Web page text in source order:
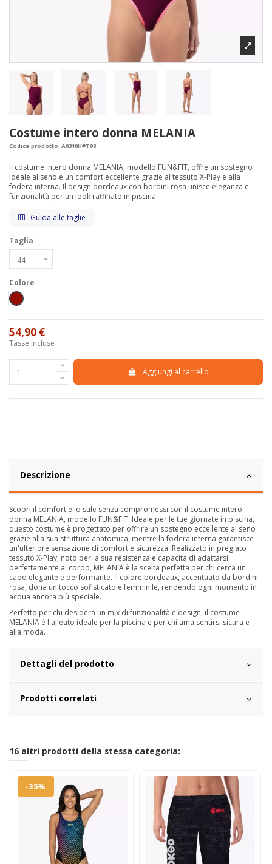
Costume intero donna MELANIA
Codice prodotto: A0310H#T08
Il costume intero donna MELANIA, modello FUN&FIT, offre un sostegno
ideale al seno e un comfort eccellente grazie al tessuto X-Play e alla
fodera interna. Il design bordeaux con bordini rosa unisce eleganza e
funzionalità per un look raffinato in piscina.
Guida alle taglie
Taglia
Colore
Bordeaux
54,90 €
Tasse incluse
Aggiungi al carrello
Descrizione
Scopri il comfort e lo stile senza compromessi con il costume intero
donna MELANIA, modello FUN&FIT. Ideale per le tue giornate in piscina,
questo costume è progettato per offrire un sostegno eccellente al seno
grazie alla sua struttura anatomica, mentre la fodera interna garantisce
un'ulteriore sensazione di comfort e sicurezza. Realizzato in pregiato
tessuto X-Play, noto per la sua resistenza e capacità di adattarsi
perfettamente al corpo, MELANIA è la scelta perfetta per chi cerca un
capo elegante e performante. Il colore bordeaux, accentuato da bordini
rosa, dona un tocco sofisticato e femminile, rendendo ogni momento in
acqua ancora più speciale.
Perfetto per chi desidera un mix di funzionalità e design, il costume
MELANIA è l'alleato ideale per la piscina e per chi ama sentirsi sicura e
alla moda.
Dettagli del prodotto
Prodotti correlati
16 altri prodotti della stessa categoria:
-35%